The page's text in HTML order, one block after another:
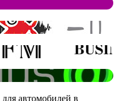
для автомобилей в